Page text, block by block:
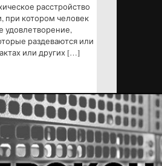
расстройство
при котором человек
удовлетворение,
раздеваются или
или других […]